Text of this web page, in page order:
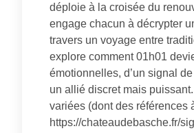
déploie à la croisée du
engage chacun à décrypter
travers un voyage entre
explore comment 01h01
émotionnelles, d’un signal
un allié discret mais
variées (dont des références
https://chateaudebasche.fr/